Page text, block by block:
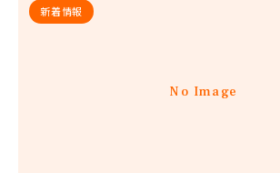
No Image
新着情報